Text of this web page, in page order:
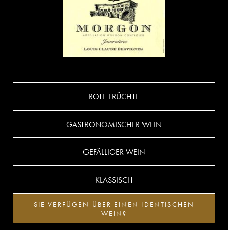
ROTE FRÜCHTE
GASTRONOMISCHER WEIN
GEFÄLLIGER WEIN
KLASSISCH
SIE VERFÜGEN ÜBER EINEN IDENTISCHEN
WEIN?